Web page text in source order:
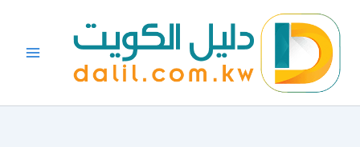
المحتوى